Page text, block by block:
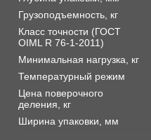
Грузоподъемность, кг
Класс точности (ГОСТ
OIML R 76-1-2011)
Минимальная нагрузка, кг
Температурный режим
Цена поверочного
деления, кг
Ширина упаковки, мм